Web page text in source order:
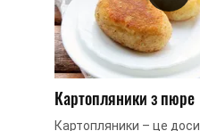
Картопляники з пюре
Картопляники – це